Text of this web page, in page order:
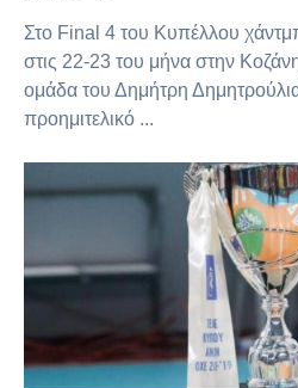
Στο Final 4 του Κυπέλλου
στις 22-23 του μήνα στην
ομάδα του Δημήτρη
προημιτελικό ...